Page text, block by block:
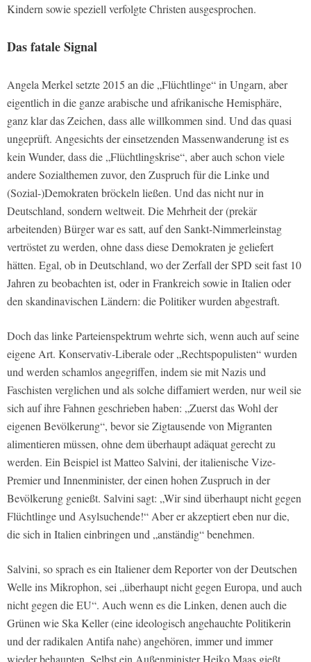
Kindern sowie speziell verfolgte Christen ausgesprochen.
Das fatale Signal
Angela Merkel setzte 2015 an die „Flüchtlinge“ in Ungarn, aber
eigentlich in die ganze arabische und afrikanische Hemisphäre,
ganz klar das Zeichen, dass alle willkommen sind. Und das quasi
ungeprüft. Angesichts der einsetzenden Massenwanderung ist es
kein Wunder, dass die „Flüchtlingskrise“, aber auch schon viele
andere Sozialthemen zuvor, den Zuspruch für die Linke und
(Sozial-)Demokraten bröckeln ließen. Und das nicht nur in
Deutschland, sondern weltweit. Die Mehrheit der (prekär
arbeitenden) Bürger war es satt, auf den Sankt-Nimmerleinstag
vertröstet zu werden, ohne dass diese Demokraten je geliefert
hätten. Egal, ob in Deutschland, wo der Zerfall der SPD seit fast 10
Jahren zu beobachten ist, oder in Frankreich sowie in Italien oder
den skandinavischen Ländern: die Politiker wurden abgestraft.
Doch das linke Parteienspektrum wehrte sich, wenn auch auf seine
eigene Art. Konservativ-Liberale oder „Rechtspopulisten“ wurden
und werden schamlos angegriffen, indem sie mit Nazis und
Faschisten verglichen und als solche diffamiert werden, nur weil sie
sich auf ihre Fahnen geschrieben haben: „Zuerst das Wohl der
eigenen Bevölkerung“, bevor sie Zigtausende von Migranten
alimentieren müssen, ohne dem überhaupt adäquat gerecht zu
werden. Ein Beispiel ist Matteo Salvini, der italienische Vize-
Premier und Innenminister, der einen hohen Zuspruch in der
Bevölkerung genießt. Salvini sagt: „Wir sind überhaupt nicht gegen
Flüchtlinge und Asylsuchende!“ Aber er akzeptiert eben nur die,
die sich in Italien einbringen und „anständig“ benehmen.
Salvini, so sprach es ein Italiener dem Reporter von der Deutschen
Welle ins Mikrophon, sei „überhaupt nicht gegen Europa, und auch
nicht gegen die EU“. Auch wenn es die Linken, denen auch die
Grünen wie Ska Keller (eine ideologisch angehauchte Politikerin
und der radikalen Antifa nahe) angehören, immer und immer
wieder behaupten. Selbst ein Außenminister Heiko Maas gießt